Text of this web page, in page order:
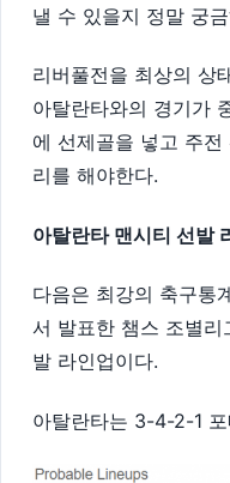
낼 수 있을지 정말 궁
리버풀전을 최상의 상
아탈란타와의 경기가
에 선제골을 넣고 주
리를 해야한다.
아탈란타 맨시티 선발
다음은 최강의 축구통
서 발표한 챔스 조별
발 라인업이다.
아탈란타는 3-4-2-1